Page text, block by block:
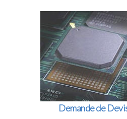
Demande de